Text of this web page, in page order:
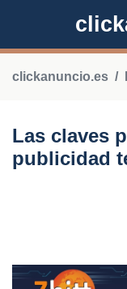
clickanuncio.es
Las claves
publicidad